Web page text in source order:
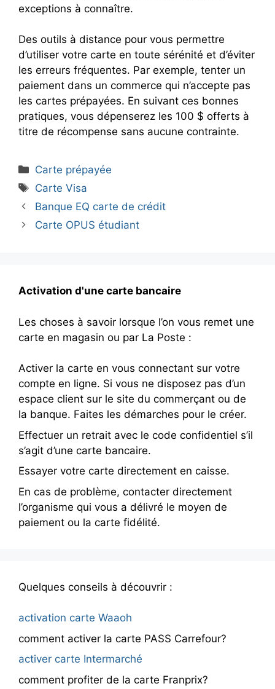
exceptions à connaître.
Des outils à distance pour vous permettre
d’utiliser votre carte en toute sérénité et d’éviter
les erreurs fréquentes. Par exemple, tenter un
paiement dans un commerce qui n’accepte pas
les cartes prépayées. En suivant ces bonnes
pratiques, vous dépenserez les 100 $ offerts à
titre de récompense sans aucune contrainte.
Catégories
Carte prépayée
Étiquettes
Carte Visa
Banque EQ carte de crédit
Carte OPUS étudiant
Activation d'une carte bancaire
Les choses à savoir lorsque l’on vous remet une
carte en magasin ou par La Poste :
Activer la carte en vous connectant sur votre
compte en ligne. Si vous ne disposez pas d’un
espace client sur le site du commerçant ou de
la banque. Faites les démarches pour le créer.
Effectuer un retrait avec le code confidentiel s’il
s’agit d’une carte bancaire.
Essayer votre carte directement en caisse.
En cas de problème, contacter directement
l’organisme qui vous a délivré le moyen de
paiement ou la carte fidélité.
Quelques conseils à découvrir :
activation carte Waaoh
comment activer la carte PASS Carrefour?
activer carte Intermarché
comment profiter de la carte Franprix?